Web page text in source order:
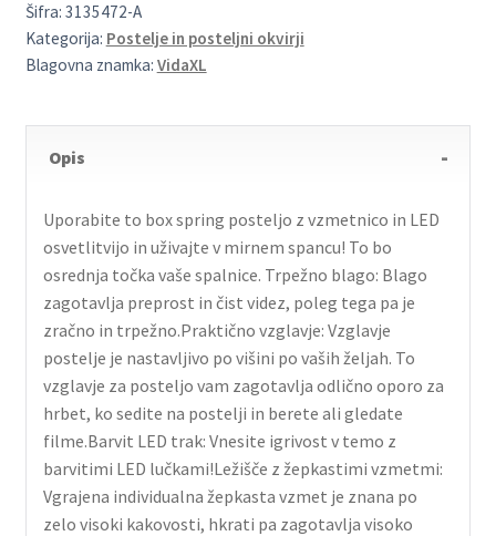
Šifra: 3135472-A
Kategorija: Postelje in posteljni okvirji
Blagovna znamka: VidaXL
Opis
Uporabite to box spring posteljo z vzmetnico in LED
osvetlitvijo in uživajte v mirnem spancu! To bo
osrednja točka vaše spalnice. Trpežno blago: Blago
zagotavlja preprost in čist videz, poleg tega pa je
zračno in trpežno.Praktično vzglavje: Vzglavje
postelje je nastavljivo po višini po vaših željah. To
vzglavje za posteljo vam zagotavlja odlično oporo za
hrbet, ko sedite na postelji in berete ali gledate
filme.Barvit LED trak: Vnesite igrivost v temo z
barvitimi LED lučkami!Ležišče z žepkastimi vzmetmi:
Vgrajena individualna žepkasta vzmet je znana po
zelo visoki kakovosti, hkrati pa zagotavlja visoko